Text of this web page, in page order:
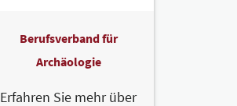
Berufsverband für
Archäologie
Erfahren Sie mehr über